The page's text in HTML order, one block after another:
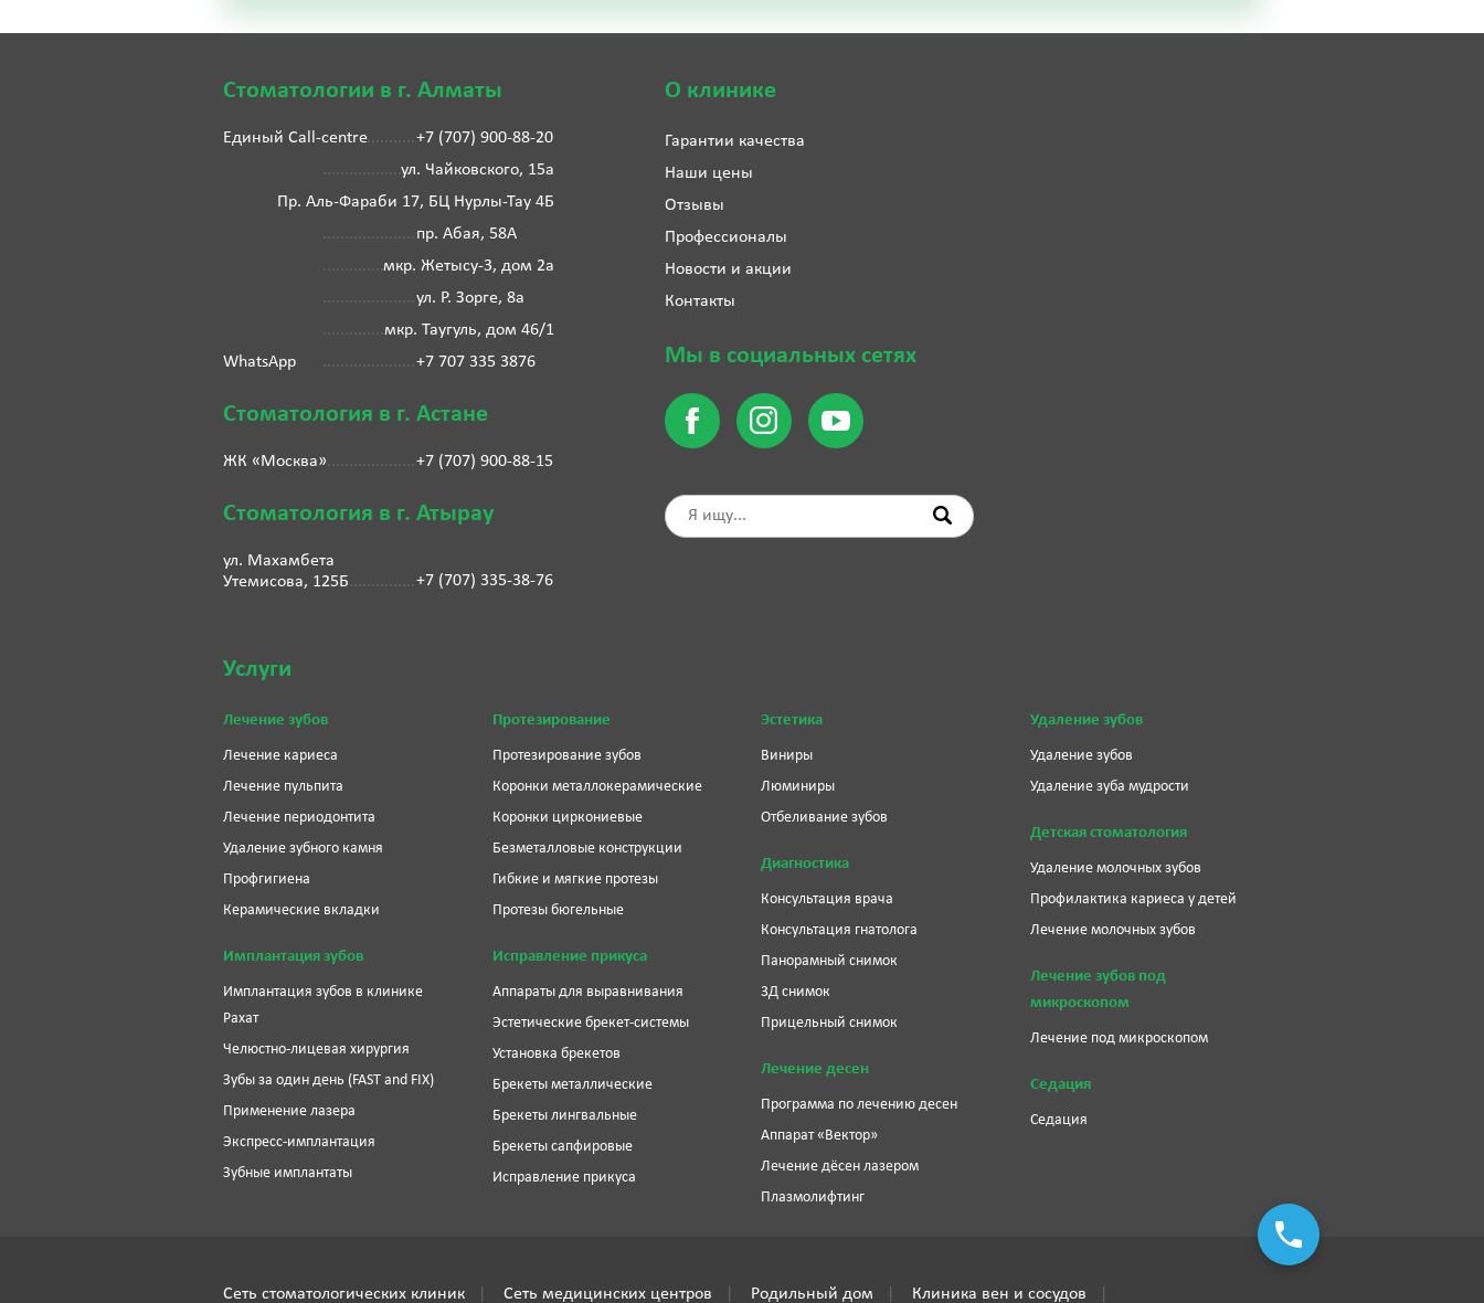
Услуги
Лечение зубов
Лечение кариеса
Лечение пульпита
Лечение периодонтита
Удаление зубного камня
Профгигиена
Керамические вкладки
Имплантация зубов
Имплантация зубов в клинике
Рахат
Челюстно-лицевая хирургия
Зубы за один день (FAST and FIX)
Применение лазера
Экспресс-имплантация
Зубные имплантаты
Протезирование
Протезирование зубов
Коронки металлокерамические
Коронки циркониевые
Безметалловые конструкции
Гибкие и мягкие протезы
Протезы бюгельные
Исправление прикуса
Аппараты для выравнивания
Эстетические брекет-системы
Установка брекетов
Брекеты металлические
Брекеты лингвальные
Брекеты сапфировые
Исправление прикуса
Эстетика
Виниры
Люминиры
Отбеливание зубов
Диагностика
Консультация врача
Консультация гнатолога
Панорамный снимок
3Д снимок
Прицельный снимок
Лечение десен
Программа по лечению десен
Аппарат «Вектор»
Лечение дёсен лазером
Плазмолифтинг
Удаление зубов
Удаление зубов
Удаление зуба мудрости
Детская стоматология
Удаление молочных зубов
Профилактика кариеса у детей
Лечение молочных зубов
Лечение зубов под
микроскопом
Лечение под микроскопом
Седация
Седация
Стоматологии в г. Алматы
Единый Call-centre
+7 (707) 900-88-20
ул. Чайковского, 15а
Пр. Аль-Фараби 17, БЦ Нурлы-Тау 4Б
пр. Абая, 58А
мкр. Жетысу-3, дом 2а
ул. Р. Зорге, 8а
мкр. Таугуль, дом 46/1
WhatsApp
+7 707 335 3876
Стоматология в г. Астане
ЖК «Москва» +7 (707) 900-88-15
Стоматология в г. Атырау
ул. Махамбета
Утемисова, 125Б
+7 (707) 335-38-76
О клинике
Гарантии качества
Наши цены
Отзывы
Профессионалы
Новости и акции
Контакты
Мы в социальных сетях
Сеть стоматологических клиник Сеть медицинских центров Родильный дом Клиника вен и сосудов